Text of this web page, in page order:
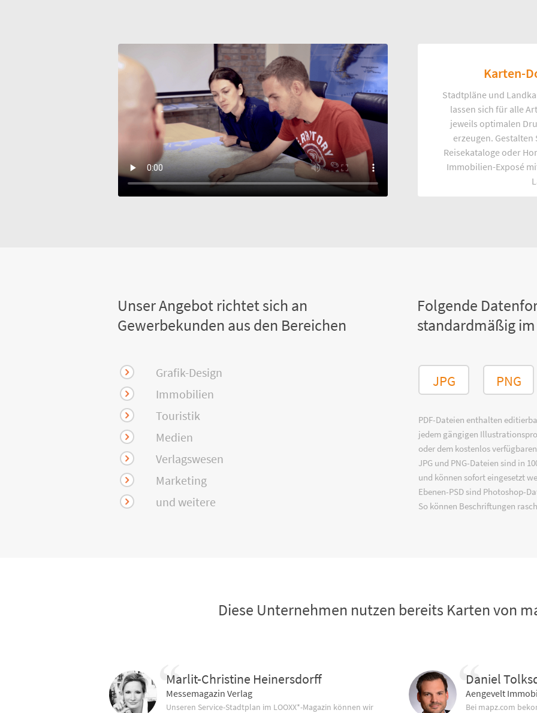
Karten-
Stadtpläne und
lassen sich für alle
jeweils optimalen
erzeugen.
Reisekataloge oder
Immobilien-Exposé
Unser Angebot richtet sich an
Gewerbekunden aus den Bereichen
Grafik-Design
Immobilien
Touristik
Medien
Verlagswesen
Marketing
und weitere
Folgende
standardmäßig
JPG PNG
PDF-Dateien enthalten
jedem gängigen
oder dem kostenlos verfügbaren
JPG und PNG-Dateien sind in
und können sofort eingesetzt
Ebenen-PSD sind Photoshop-
So können Beschriftungen
Diese Unternehmen nutzen bereits Karten von
Marlit-Christine Heinersdorff
Messemagazin Verlag
Unseren Service-Stadtplan im LOOXX*-Magazin können wir
Daniel
Aengevelt
Bei mapz.com